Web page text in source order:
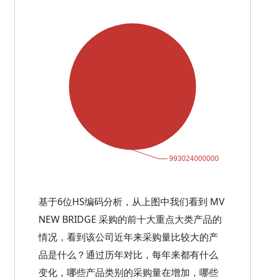
基于6位HS编码分析，从上图中我们看到 MV
NEW BRIDGE 采购的前十大重点大类产品的
情况，看到该公司近年来采购量比较大的产
品是什么？通过历年对比，每年来都有什么
变化，哪些产品类别的采购量在增加，哪些